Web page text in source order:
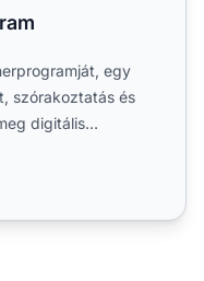
egy
szórakoztatás és
digitális